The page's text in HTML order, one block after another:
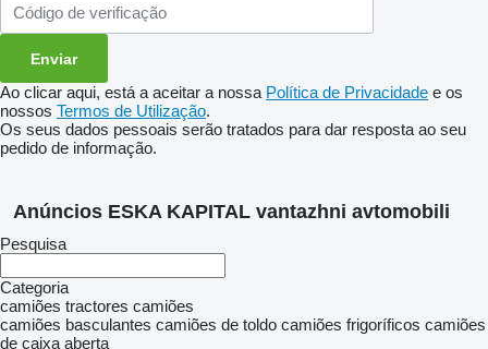
Ao clicar aqui, está a aceitar a nossa Política de Privacidade e os
nossos Termos de Utilização.
Os seus dados pessoais serão tratados para dar resposta ao seu
pedido de informação.
Anúncios ESKA KAPITAL vantazhni avtomobili
Pesquisa
Categoria
camiões tractores camiões
camiões basculantes camiões de toldo camiões frigoríficos camiões
de caixa aberta